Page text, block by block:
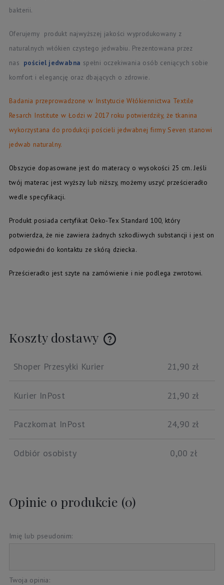
bakterii.
Oferujemy produkt najwyższej jakości wyprodukowany z
naturalnych włókien czystego jedwabiu. Prezentowana przez
nas pościel jedwabna spełni oczekiwania osób ceniących sobie
komfort i elegancję oraz dbających o zdrowie.
Badania przeprowadzone w Instytucie Włókiennictwa Textile
Resarch Institute w Łodzi w 2017 roku potwierdziły, że tkanina
wykorzystana do produkcji pościeli jedwabnej firmy Seven stanowi
jedwab naturalny.
Obszycie dopasowane jest do materacy o wysokości 25 cm. Jeśli
twój materac jest wyższy lub niższy, możemy uszyć prześcieradło
wedle specyfikacji.
Produkt posiada certyfikat Oeko-Tex Standard 100, który
potwierdza, że nie zawiera żadnych szkodliwych substancji i jest on
odpowiedni do kontaktu ze skórą dziecka.
Prześcieradło jest szyte na zamówienie i nie podlega zwrotowi.
Koszty dostawy
Cena nie zawiera ewentualnych kosztów płatności
Shoper Przesyłki Kurier 21,90 zł
Kurier InPost 21,90 zł
Paczkomat InPost 24,90 zł
Odbiór osobisty 0,00 zł
Opinie o produkcie (0)
Imię lub pseudonim:
Twoja opinia: